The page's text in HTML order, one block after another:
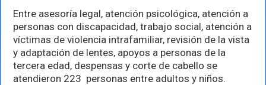
Entre asesoría legal, atención psicológica, atención a
personas con discapacidad, trabajo social, atención a
víctimas de violencia intrafamiliar, revisión de la vista
y adaptación de lentes, apoyos a personas de la
tercera edad, despensas y corte de cabello se
atendieron 223 personas entre adultos y niños.